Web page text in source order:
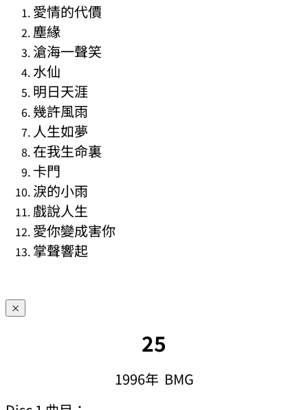
愛情的代價
塵緣
滄海一聲笑
水仙
明日天涯
幾許風雨
人生如夢
在我生命裏
卡門
淚的小雨
戲說人生
愛你變成害你
掌聲響起
×
25
1996年 BMG